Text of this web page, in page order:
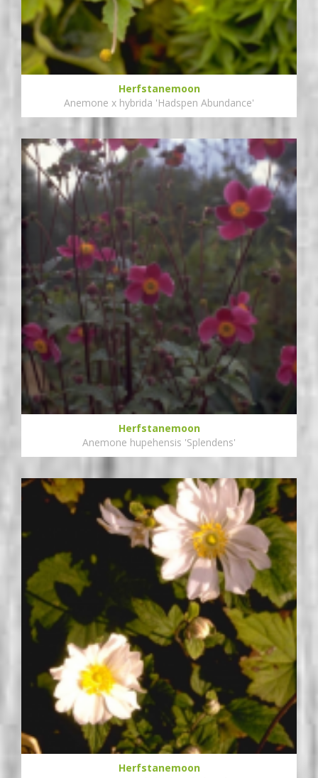
Herfstanemoon
Anemone x hybrida 'Hadspen Abundance'
Herfstanemoon
Anemone hupehensis 'Splendens'
Herfstanemoon